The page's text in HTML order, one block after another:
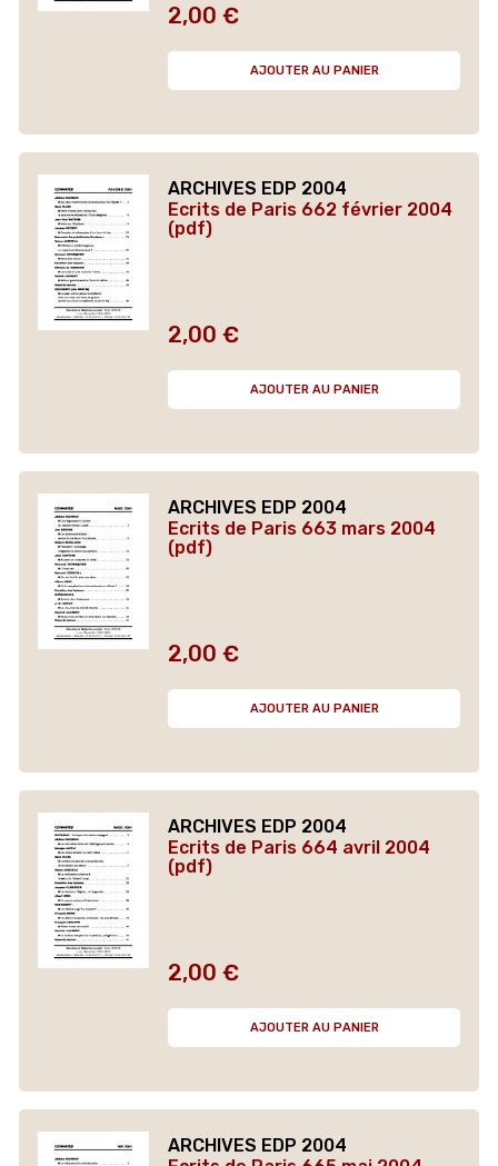
Prix
2,00 €
AJOUTER AU PANIER
ARCHIVES EDP 2004
Ecrits de Paris 662 février 2004
(pdf)
Prix
2,00 €
AJOUTER AU PANIER
ARCHIVES EDP 2004
Ecrits de Paris 663 mars 2004
(pdf)
Prix
2,00 €
AJOUTER AU PANIER
ARCHIVES EDP 2004
Ecrits de Paris 664 avril 2004
(pdf)
Prix
2,00 €
AJOUTER AU PANIER
ARCHIVES EDP 2004